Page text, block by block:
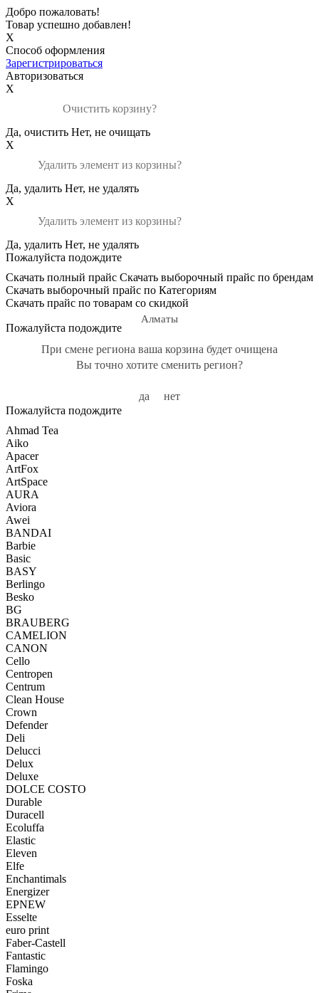
Добро пожаловать!
Товар успешно добавлен!
X
Способ оформления
Зарегистрироваться
Авторизоваться
X
Очистить корзину?
Да, очистить Нет, не очищать
X
Удалить элемент из корзины?
Да, удалить Нет, не удалять
X
Удалить элемент из корзины?
Да, удалить Нет, не удалять
Пожалуйста подождите
Скачать полный прайс Скачать выборочный прайс по брендам
Скачать выборочный прайс по Категориям
Скачать прайс по товарам со скидкой
Алматы
Пожалуйста подождите
При смене региона ваша корзина будет очищена
Вы точно хотите сменить регион?
да
нет
Пожалуйста подождите
Ahmad Tea
Aiko
Apacer
ArtFox
ArtSpace
AURA
Aviora
Awei
BANDAI
Barbie
Basic
BASY
Berlingo
Besko
BG
BRAUBERG
CAMELION
CANON
Cello
Centropen
Centrum
Clean House
Crown
Defender
Deli
Delucci
Delux
Deluxe
DOLCE COSTO
Durable
Duracell
Ecoluffa
Elastic
Eleven
Elfe
Enchantimals
Energizer
EPNEW
Esselte
euro print
Faber-Castell
Fantastic
Flamingo
Foska